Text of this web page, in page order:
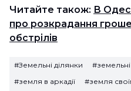
Читайте також: В
про розкрадання
обстрілів
#Земельні ділянки
#земля в аркадії
#земля